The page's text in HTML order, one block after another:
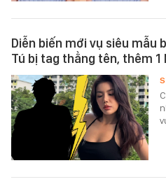
Diễn biến mới vụ siêu mẫu
Tú bị tag thẳng tên, thêm 1